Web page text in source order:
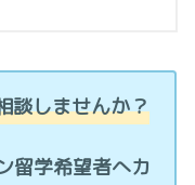
談しませんか？
留学希望者へカ